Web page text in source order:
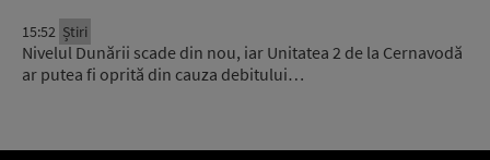
15:52 Știri
Nivelul Dunării scade din nou, iar Unitatea 2 de la Cernavodă
ar putea fi oprită din cauza debitului…